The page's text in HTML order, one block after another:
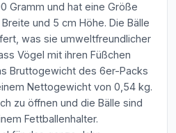
Gramm und hat eine Größe
und 5 cm Höhe. Die Bälle
was sie umweltfreundlicher
Vögel mit ihren Füßchen
Bruttogewicht des 6er-Packs
Nettogewicht von 0,54 kg.
zu öffnen und die Bälle sind
Fettballenhalter.